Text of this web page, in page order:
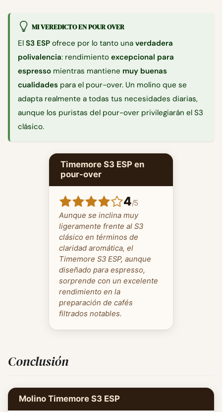
MI VEREDICTO EN POUR OVER
El S3 ESP ofrece por lo tanto una verdadera
polivalencia: rendimiento excepcional para
espresso mientras mantiene muy buenas
cualidades para el pour-over. Un molino que se
adapta realmente a todas tus necesidades diarias,
aunque los puristas del pour-over privilegiarán el S3
clásico.
Timemore S3 ESP en
pour-over
4/5
Aunque se inclina muy
ligeramente frente al S3
clásico en términos de
claridad aromática, el
Timemore S3 ESP, aunque
diseñado para espresso,
sorprende con un excelente
rendimiento en la
preparación de cafés
filtrados notables.
Conclusión
Molino Timemore S3 ESP